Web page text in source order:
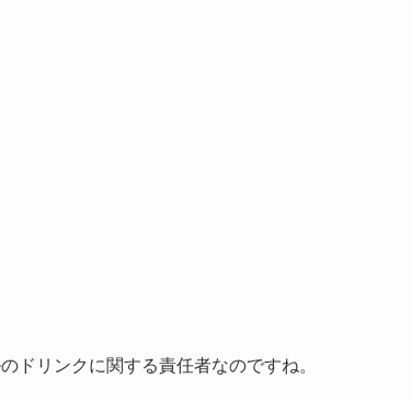
ドリンクに関する責任者なのですね。